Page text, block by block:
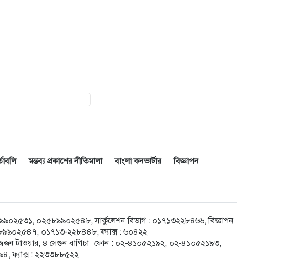
মন্তব্য প্রকাশের নীতিমালা বাংলা কনভার্টার
বিজ্ঞাপন
০২৫৮৯৯০২৫৪৮, সার্কুলেশন বিভাগ : ০১৭১৩২২৮৪৬৬, বিজ্ঞাপন
০১৭১৩-২২৮৪৪৮, ফ্যাক্স : ৬০৪২২।
টাওয়ার, ৪ সেগুন বাগিচা। ফোন : ০২-৪১০৫২১৯২, ০২-৪১০৫২১৯৩,
ফ্যাক্স : ২২৩৩৮৮৫২২।